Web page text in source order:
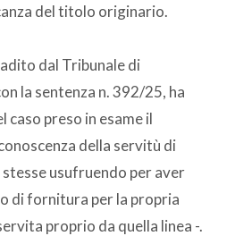
del titolo originario.
dal Tribunale di
la sentenza n. 392/25, ha
preso in esame il
della servitù di
usufruendo per aver
di fornitura per la propria
proprio da quella linea -.